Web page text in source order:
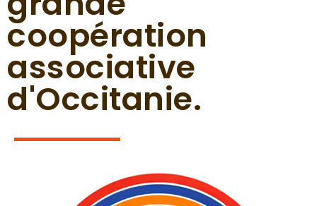
coopération
associative
d'Occitanie.